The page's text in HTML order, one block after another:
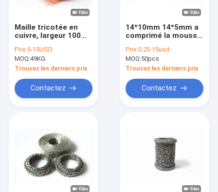
Maille tricotée en
cuivre, largeur 100
Prix:5-15USD
MOQ:49KG
Trouvez les derniers prix
Contactez
14*10mm 14*5mm a
comprimé la mousse
Filter de neige du
grillage 1.1mm
Prix:0.25-15usd
MOQ:50pcs
Trouvez les derniers prix
Contactez